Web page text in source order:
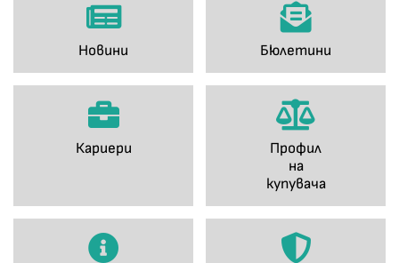
Новини Бюлетини
Кариери
Профил
на
купувача